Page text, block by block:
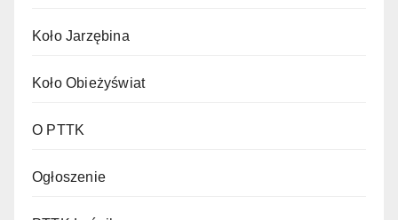
Koło Jarzębina
Koło Obieżyświat
O PTTK
Ogłoszenie